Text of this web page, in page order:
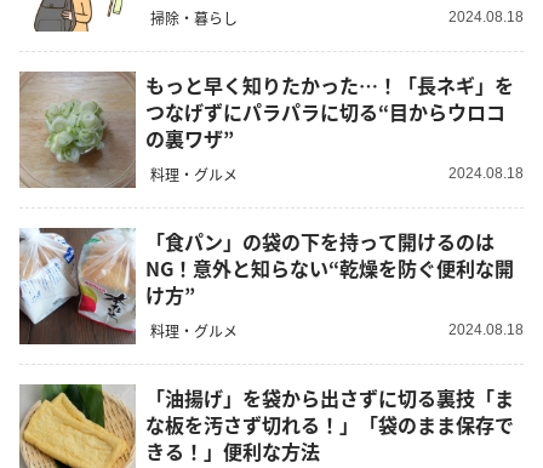
掃除・暮らし 2024.08.18
もっと早く知りたかった…！「長ネギ」を
つなげずにパラパラに切る“目からウロコ
の裏ワザ”
料理・グルメ 2024.08.18
「食パン」の袋の下を持って開けるのは
NG！意外と知らない“乾燥を防ぐ便利な開
け方”
料理・グルメ 2024.08.18
「油揚げ」を袋から出さずに切る裏技「ま
な板を汚さず切れる！」「袋のまま保存で
きる！」便利な方法